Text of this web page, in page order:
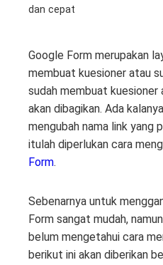
dan cepat
Google Form merupakan
membuat kuesioner atau
sudah membuat kuesioner
akan dibagikan. Ada
mengubah nama link yang
itulah diperlukan cara
Form.
Sebenarnya untuk
Form sangat mudah,
belum mengetahui cara
berikut ini akan diberikan